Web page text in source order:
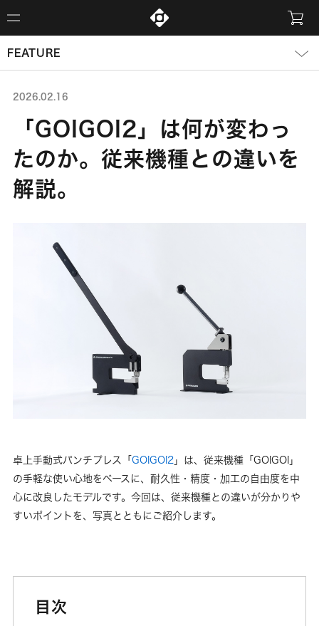
FEATURE
2026.02.16
「GOIGOI2」は何が変わっ
たのか。従来機種との違いを
解説。
卓上手動式パンチプレス「GOIGOI2」は、従来機種「GOIGOI」
の手軽な使い心地をベースに、耐久性・精度・加工の自由度を中
心に改良したモデルです。今回は、従来機種との違いが分かりや
すいポイントを、写真とともにご紹介します。
目次